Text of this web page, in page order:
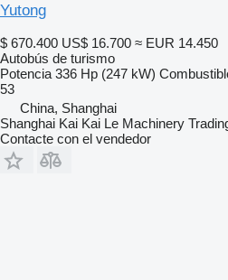
Yutong
$ 670.400 US$ 16.700 ≈ EUR 14.450
Autobús de turismo
Potencia 336 Hp (247 kW)
53
China, Shanghai
Shanghai Kai Kai Le Machinery
Contacte con el vendedor